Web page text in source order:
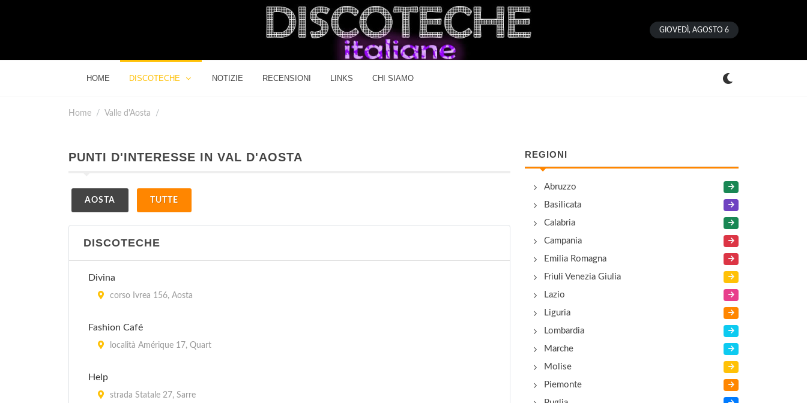
GIOVEDÌ, AGOSTO 6
HOME DISCOTECHE NOTIZIE RECENSIONI LINKS CHI SIAMO
Home Valle d'Aosta
PUNTI D'INTERESSE IN VAL D'AOSTA
AOSTA TUTTE
DISCOTECHE
Divina
corso Ivrea 156, Aosta
Fashion Café
località Amérique 17, Quart
Help
strada Statale 27, Sarre
REGIONI
Abruzzo
Basilicata
Calabria
Campania
Emilia Romagna
Friuli Venezia Giulia
Lazio
Liguria
Lombardia
Marche
Molise
Piemonte